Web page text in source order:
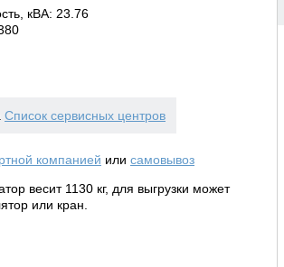
кВА: 23.76
Список сервисных центров
компанией или самовывоз
весит 1130 кг, для выгрузки может
или кран.